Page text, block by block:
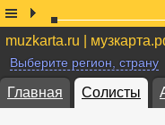
muzkarta.ru |
Выберите регион, страну
Главная Солисты